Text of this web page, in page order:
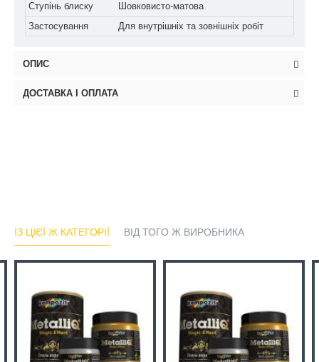
Ступінь блиску
Шовковисто-матова
Застосування
Для внутрішніх та зовнішніх робіт
ОПИС
ДОСТАВКА І ОПЛАТА
ІЗ ЦІЄЇ Ж КАТЕГОРІЇ ВІД ТОГО Ж ВИРОБНИКА